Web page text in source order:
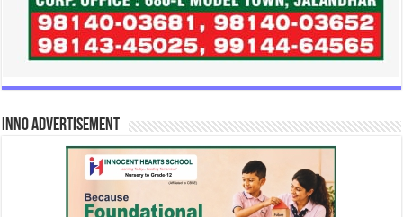
INNO Advertisement